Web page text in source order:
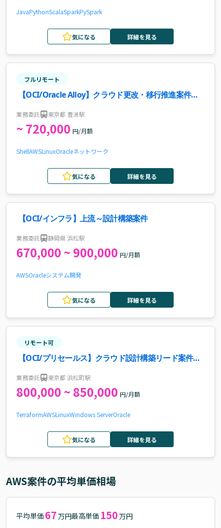
JavaPythonScalaSparkPySpark
気になる 詳細を見る
フルリモート
【OCI/Oracle Alloy】クラウド更改・移行推進案件・
業務委託 東京都 豊洲駅
~ 720,000 円/月額
ShellAWSLinuxOracleネットワーク
気になる 詳細を見る
【OCI/インフラ】上流～設計構築案件
業務委託 静岡県 浜松駅
670,000 ~ 900,000 円/月額
AWSOracleシステム開発
気になる 詳細を見る
リモート可
【OCI/プリセールス】クラウド設計構築リード案件・
業務委託 東京都 浜松町駅
800,000 ~ 850,000 円/月額
TerraformAWSLinuxWindows ServerOracle
気になる 詳細を見る
AWS案件の平均単価相場
平均単価 67 万円最高単価 150 万円